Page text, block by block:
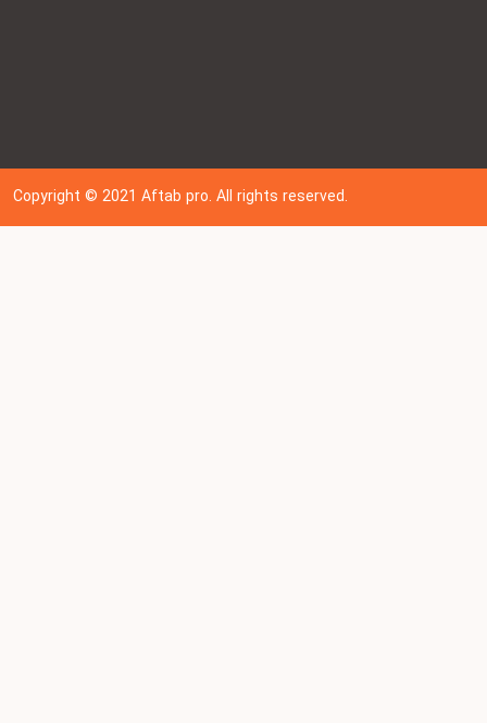
Copyright © 202 1Aftab pro. All rights reserved.